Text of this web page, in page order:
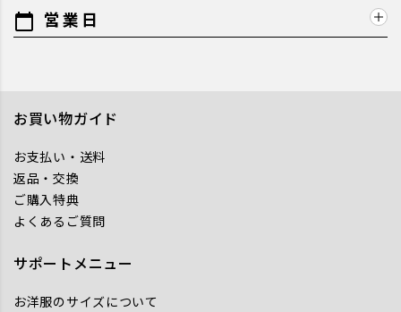
calendar_today 営業日
お買い物ガイド
お支払い・送料
返品・交換
ご購入特典
よくあるご質問
サポートメニュー
お洋服のサイズについて